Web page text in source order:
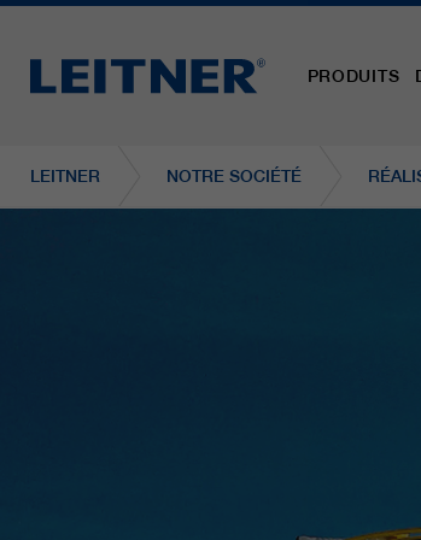
PRODUITS
LEITNER NOTRE SOCIÉTÉ